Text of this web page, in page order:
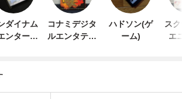
ダイナム
ンターテ
コナミデジタ
ルエンタテイ
ハドソン(ゲ
ーム)
ス
エ